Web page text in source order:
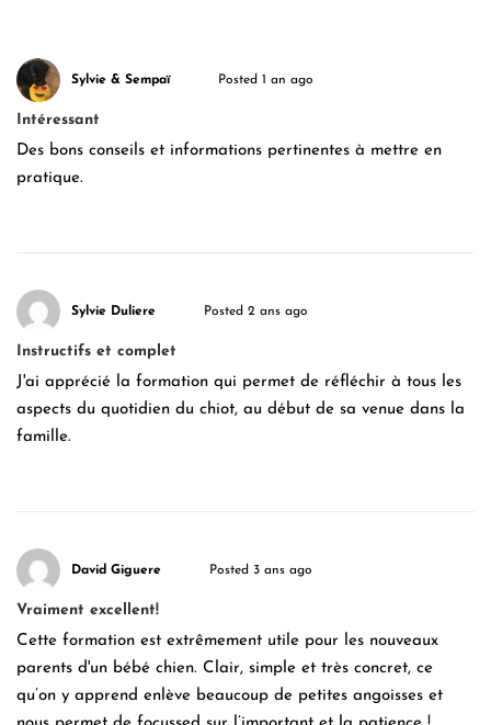
Sylvie & Sempaï Posted 1 an ago
Intéressant
Des bons conseils et informations pertinentes à mettre en
pratique.
Sylvie Duliere Posted 2 ans ago
Instructifs et complet
J'ai apprécié la formation qui permet de réfléchir à tous les
aspects du quotidien du chiot, au début de sa venue dans la
famille.
David Giguere Posted 3 ans ago
Vraiment excellent!
Cette formation est extrêmement utile pour les nouveaux
parents d'un bébé chien. Clair, simple et très concret, ce
qu’on y apprend enlève beaucoup de petites angoisses et